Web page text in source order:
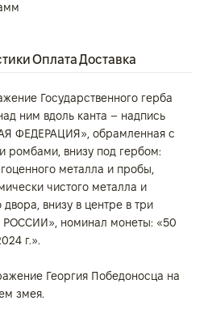
ОплатаДоставка
Государственного герба
ним вдоль канта – надпись
ФЕДЕРАЦИЯ», обрамленная с
ромбами, внизу под гербом:
металла и пробы,
чистого металла и
внизу в центре в три
РОССИИ», номинал монеты: «50
г.».
Георгия Победоносца на
змея.